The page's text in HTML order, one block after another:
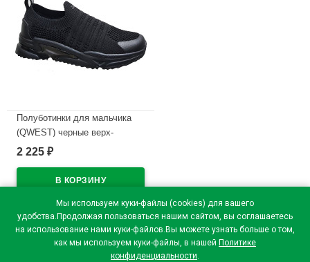
Мы используем куки-файлы (cookies) для вашего
удобства.Продолжая пользоваться нашим сайтом, вы соглашаетесь
на использование нами куки-файлов.Вы можете узнать больше о том,
как мы используем куки-файлы, в нашей Политике
конфиденциальности.
Полуботинки для мальчика
(QWEST) черные верх-
текстиль подкладка-
ряд 31-37 артикул 232T-F28-
В наличии
2 225 ₽